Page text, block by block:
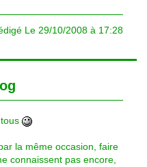
Le 29/10/2008 à 17:28
la même occasion, faire
connaissent pas encore,